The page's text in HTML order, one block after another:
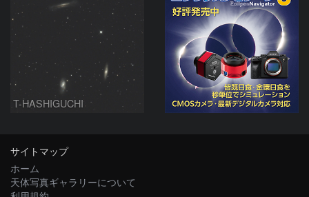
T-HASHIGUCHI
サイトマップ
ホーム
天体写真ギャラリーについて